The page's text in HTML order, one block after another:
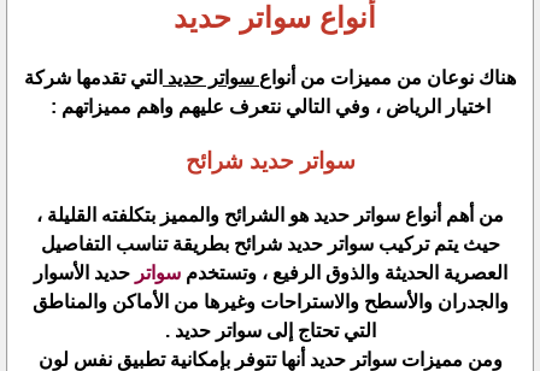
أنواع سواتر حديد
هناك نوعان من مميزات من أنواع سواتر حديد التي تقدمها شركة
اختيار الرياض ، وفي التالي نتعرف عليهم واهم مميزاتهم :
سواتر حديد شرائح
من أهم أنواع سواتر حديد هو الشرائح والمميز بتكلفته القليلة ،
حيث يتم تركيب سواتر حديد شرائح بطريقة تناسب التفاصيل
العصرية الحديثة والذوق الرفيع ، وتستخدمسواتر حديد الأسوار
والجدران والأسطح والاستراحات وغيرها من الأماكن والمناطق
التي تحتاج إلى سواتر حديد .
ومن مميزات سواتر حديد أنها تتوفر بإمكانية تطبيق نفس لون